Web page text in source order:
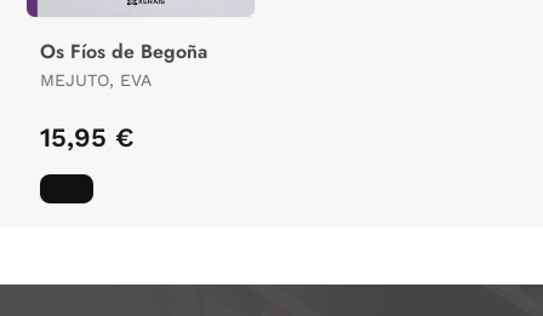
Os Fíos de Begoña
MEJUTO, EVA
15,95 €